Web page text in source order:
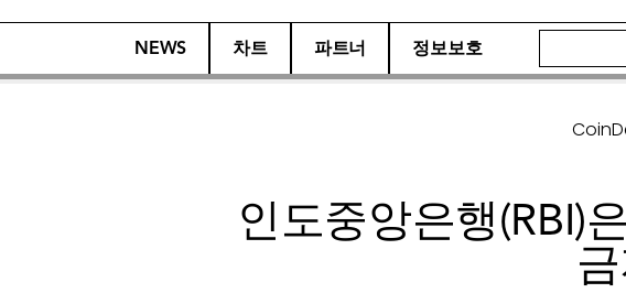
NEWS 차트 파트너 정보보호
인도중앙은행(RBI)